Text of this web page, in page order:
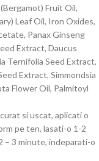
Fruit Oil,
Leaf Oil, Iron Oxides,
Panax Ginseng
Extract, Daucus
Ternifolia Seed Extract,
Extract, Simmondsia
Flower Oil, Palmitoyl
si uscat, aplicati o
pe ten, lasati-o 1-2
– 3 minute, indeparati-o